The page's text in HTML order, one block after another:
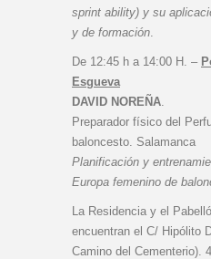
sprint ability) y su
y de formación.
De 12:45 h a 14:00 H. –
Esgueva
DAVID NOREÑA.
Preparador físico del
baloncesto. Salamanca
Planificación y
Europa femenino de
La Residencia y el
encuentran el C/ Hipólito
Camino del Cementerio).